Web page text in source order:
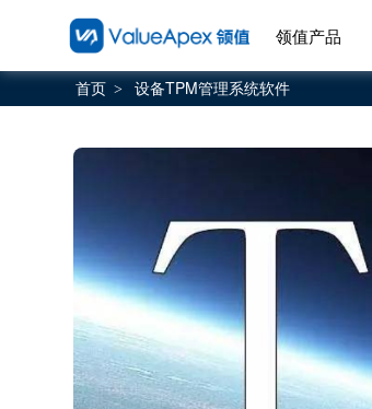
领值产品
首页 > 设备TPM管理系统软件